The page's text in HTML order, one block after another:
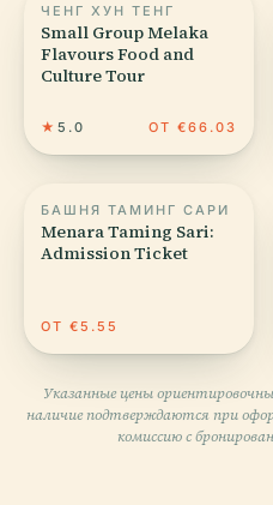
ЧЕНГ ХУН ТЕНГ
Small Group Melaka
Flavours Food and
Culture Tour
★ 5.0 ОТ €66.03
БАШНЯ ТАМИНГ САРИ
Menara Taming Sari:
Admission Ticket
ОТ €5.55
Указанные цены
наличие подтверждаются при
комиссию с